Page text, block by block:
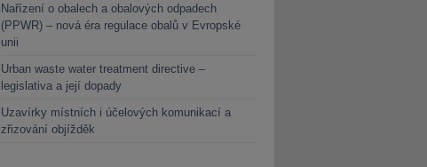
Nařízení o obalech a obalových odpadech
(PPWR) – nová éra regulace obalů v Evropské
unii
Urban waste water treatment directive –
legislativa a její dopady
Uzavírky místních i účelových komunikací a
zřizování objížděk